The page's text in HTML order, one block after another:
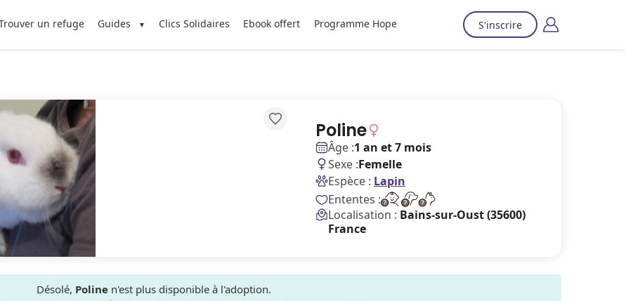
un refuge Guides Clics Solidaires Ebook offert Programme Hope S'inscrire
Poline
Âge :1 an et 7 mois
Sexe :Femelle
Espèce : Lapin
Ententes :
Localisation : Bains-sur-Oust (35600)
France
Désolé, Poline n'est plus disponible à l'adoption.